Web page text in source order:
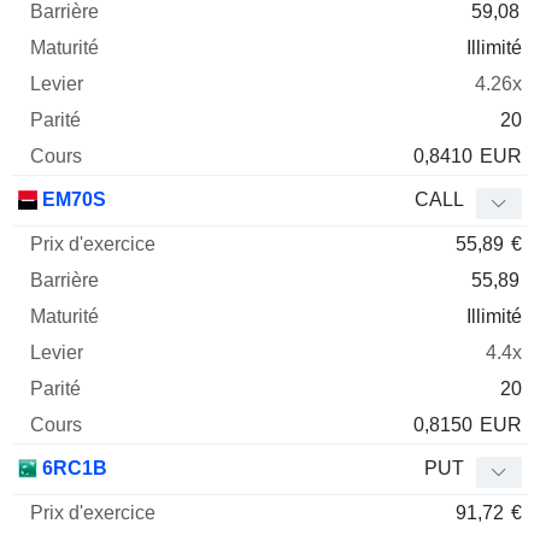
59,08
Illimité
4.26x
20
0,8410 EUR
EM70S CALL
55,89 €
55,89
Illimité
4.4x
20
0,8150 EUR
6RC1B PUT
91,72 €